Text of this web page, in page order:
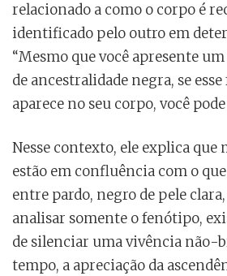
relacionado a como o corpo é
identificado pelo outro em
“Mesmo que você apresente
de ancestralidade negra, se
aparece no seu corpo, você
Nesse contexto, ele explica que
estão em confluência com o
entre pardo, negro de pele
analisar somente o fenótipo,
de silenciar uma vivência não-
tempo, a apreciação da